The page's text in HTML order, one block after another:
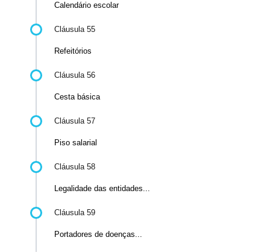
Calendário escolar
Cláusula 55
Refeitórios
Cláusula 56
Cesta básica
Cláusula 57
Piso salarial
Cláusula 58
Legalidade das entidades...
Cláusula 59
Portadores de doenças...